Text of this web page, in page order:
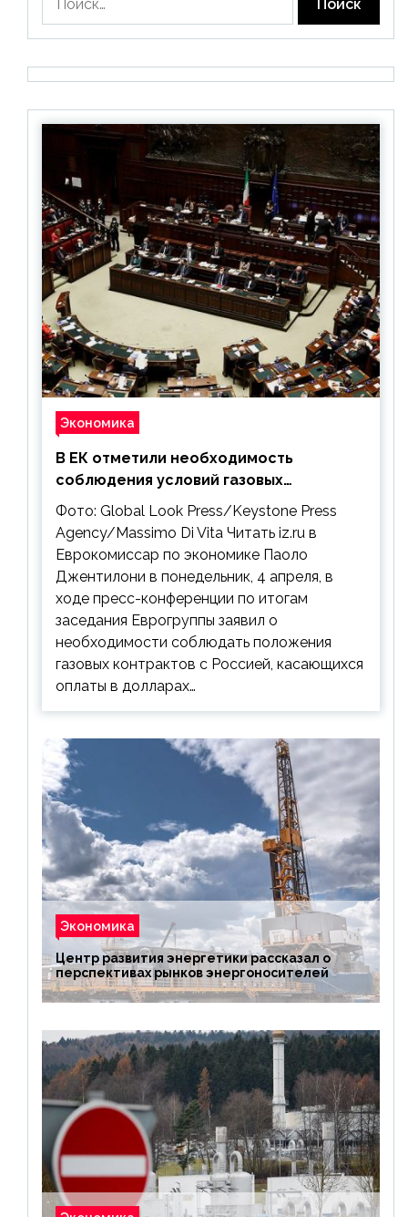
Экономика
В ЕК отметили необходимость
соблюдения условий газовых
контрактов с РФ
Фото: Global Look Press/Keystone Press
Agency/Massimo Di Vita Читать iz.ru в
Еврокомиссар по экономике Паоло
Джентилони в понедельник, 4 апреля, в
ходе пресс-конференции по итогам
заседания Еврогруппы заявил о
необходимости соблюдать положения
газовых контрактов с Россией, касающихся
оплаты в долларах…
Экономика
Центр развития энергетики рассказал о
перспективах рынков энергоносителей